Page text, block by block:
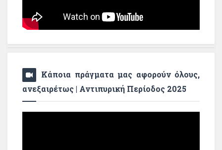
Κάποια πράγματα μας αφορούν όλους,
ανεξαιρέτως | Αντιπυρική Περίοδος 2025